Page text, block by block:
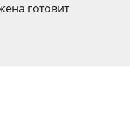
готовит